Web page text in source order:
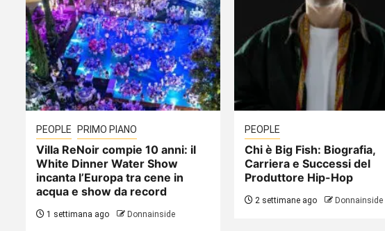
PEOPLE PRIMO PIANO
Villa ReNoir compie 10 anni: il
White Dinner Water Show
incanta l’Europa tra cene in
acqua e show da record
1 settimana ago Donnainside
PEOPLE
Chi è Big Fish: Biografia,
Carriera e Successi del
Produttore Hip-Hop
2 settimane ago Donnainside